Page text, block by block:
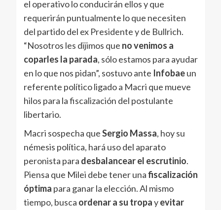
el operativo lo conducirán ellos y que
requerirán puntualmente lo que necesiten
del partido del ex Presidente y de Bullrich.
“Nosotros les dijimos que no venimos a
coparles la parada, sólo estamos para ayudar
en lo que nos pidan”, sostuvo ante Infobaeun
referente político ligado a Macri que mueve
hilos para la fiscalización del postulante
libertario.
Macri sospecha queSergio Massa, hoy su
némesis política, hará uso del aparato
peronista para desbalancear el escrutinio.
Piensa que Milei debe tener unafiscalización
óptima para ganar la elección. Al mismo
tiempo, busca ordenar a su tropayevitar